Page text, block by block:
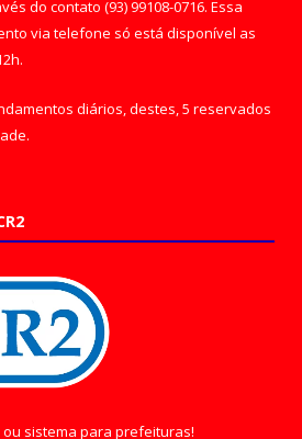
do contato (93) 99108-0716. Essa
via telefone só está disponível as
diários, destes, 5 reservados
ou sistema para prefeituras!